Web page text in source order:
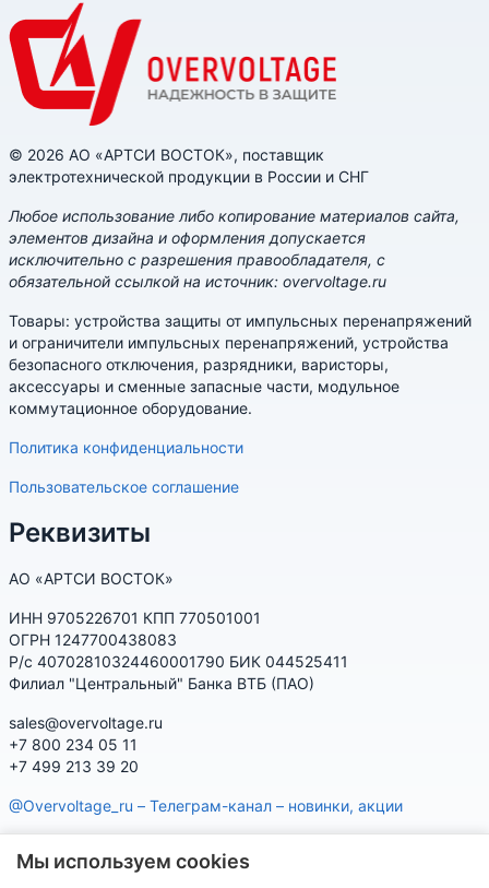
© 2026 АО «АРТСИ ВОСТОК», поставщик
электротехнической продукции в России и СНГ
Любое использование либо копирование материалов сайта,
элементов дизайна и оформления допускается
исключительно с разрешения правообладателя, с
обязательной ссылкой на источник: overvoltage.ru
Товары: устройства защиты от импульсных перенапряжений
и ограничители импульсных перенапряжений, устройства
безопасного отключения, разрядники, варисторы,
аксессуары и сменные запасные части, модульное
коммутационное оборудование.
Политика конфиденциальности
Пользовательское соглашение
Реквизиты
АО «АРТСИ ВОСТОК»
ИНН 9705226701 КПП 770501001
ОГРН 1247700438083
Р/с 40702810324460001790 БИК 044525411
Филиал "Центральный" Банка ВТБ (ПАО)
sales@overvoltage.ru
+7 800 234 05 11
+7 499 213 39 20
@Overvoltage_ru – Телеграм-канал – новинки, акции
характеристики, наличие, подбор
Мы используем cookies